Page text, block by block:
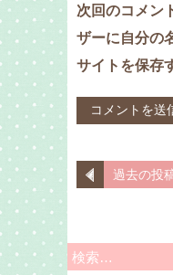
次回のコメン
ザーに自分の
サイトを保存
過去の投
検